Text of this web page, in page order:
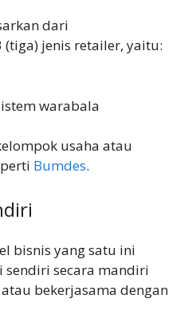
dari
jenis retailer, yaitu:
warabala
usaha atau
Bumdes.
bisnis yang satu ini
secara mandiri
bekerjasama dengan